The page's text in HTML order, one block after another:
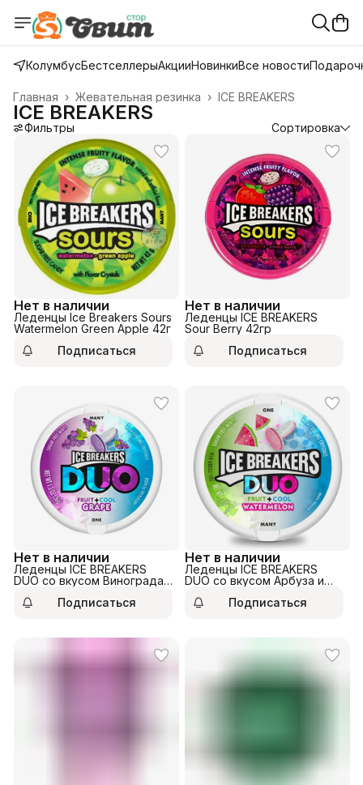
КолумбусБестселлерыАкцииНовинкиВсе новости
ICE BREAKERS
Жевательная резинка ›
Главная ›
ICE BREAKERS
Фильтры Сортировка
Нет в наличии
Леденцы Ice Breakers Sours
Watermelon Green Apple 42г
Подписаться
Нет в наличии
Леденцы ICE BREAKERS
Sour Berry 42гр
Подписаться
Нет в наличии
Леденцы ICE BREAKERS
DUO со вкусом Винограда
Подписаться
Нет в наличии
Леденцы ICE BREAKERS
DUO со вкусом Арбуза и
Подписаться